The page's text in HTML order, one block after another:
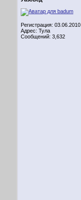
Регистрация: 03.06.2010
Адрес: Тула
Сообщений: 3,632